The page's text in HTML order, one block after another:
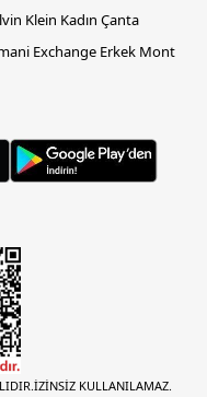
Klein Kadın Çanta
Exchange Erkek Mont
KULLANILAMAZ.